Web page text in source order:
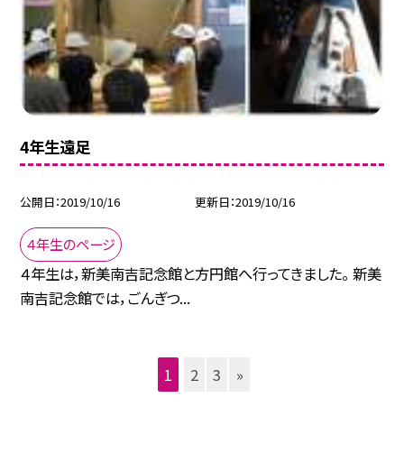
4年生遠足
公開日 2019/10/16 更新日 2019/10/16
４年生のページ
４年生は，新美南吉記念館と方円館へ行ってきました。 新美
南吉記念館では，ごんぎつ...
1 2 3 »